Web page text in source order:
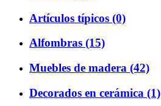
Artículos típicos (0)
Alfombras (15)
Muebles de madera (42)
Decorados en cerámica (1)